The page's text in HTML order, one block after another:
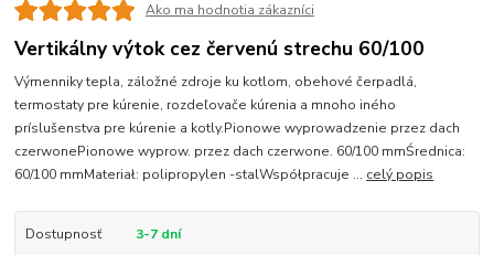
Ako ma hodnotia zákazníci
Vertikálny výtok cez červenú strechu 60/100
Výmenniky tepla, záložné zdroje ku kotlom, obehové čerpadlá,
termostaty pre kúrenie, rozdeľovače kúrenia a mnoho iného
príslušenstva pre kúrenie a kotly.Pionowe wyprowadzenie przez dach
czerwonePionowe wyprow. przez dach czerwone. 60/100 mmŚrednica:
60/100 mmMateriał: polipropylen -stalWspółpracuje ... celý popis
Dostupnosť 3-7 dní